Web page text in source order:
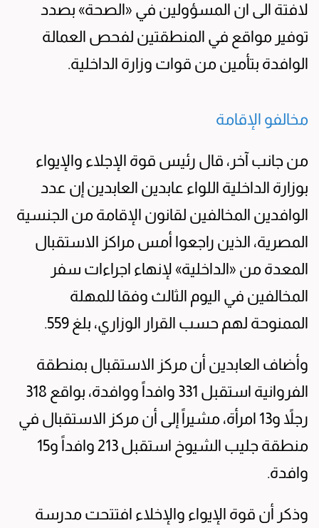
لافتة الى ان المسؤولين في «الصحة» بصدد
توفير مواقع في المنطقتين لفحص العمالة
الوافدة بتأمين من قوات وزارة الداخلية.
مخالفو الإقامة
من جانب آخر، قال رئيس قوة الإجلاء والإيواء
بوزارة الداخلية اللواء عابدين العابدين إن عدد
الوافدين المخالفين لقانون الإقامة من الجنسية
المصرية، الذين راجعوا أمس مراكز الاستقبال
المعدة من «الداخلية» لإنهاء اجراءات سفر
المخالفين في اليوم الثالث وفقا للمهلة
الممنوحة لهم حسب القرار الوزاري، بلغ 559.
وأضاف العابدين أن مركز الاستقبال بمنطقة
الفروانية استقبل 331 وافداً ووافدة، بواقع 318
رجلاً و13 امرأة، مشيراً إلى أن مركز الاستقبال في
منطقة جليب الشيوخ استقبل 213 وافداً و15
وافدة.
وذكر أن قوة الإيواء والإخلاء افتتحت مدرسة